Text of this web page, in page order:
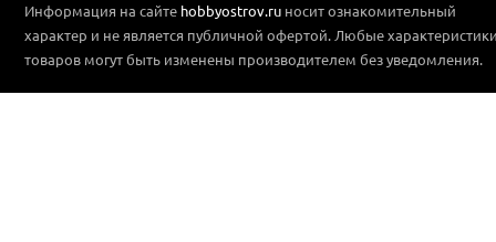
Информация на сайте hobbyostrov.ru носит ознакомительный
характер и не является публичной офертой. Любые
товаров могут быть изменены производителем без уведомления.